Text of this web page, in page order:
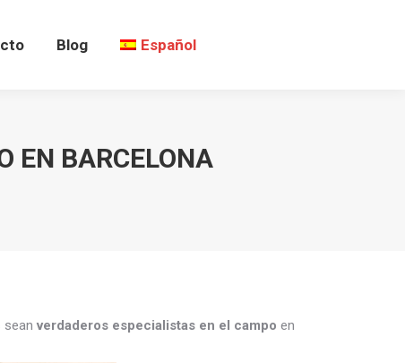
Blog Español
EN BARCELONA
sean verdaderos especialistas en el campo en